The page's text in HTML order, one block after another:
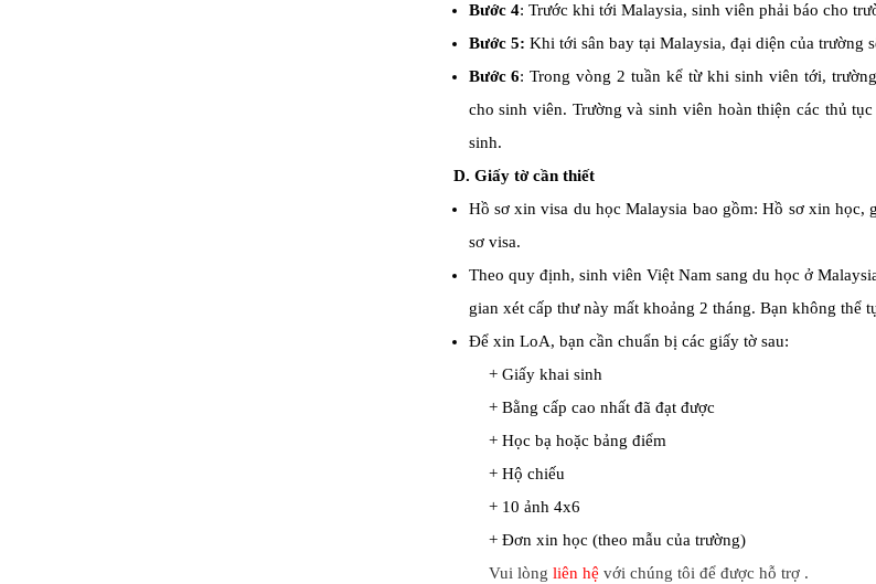
Bước 4: Trước khi tới Malaysia, sinh viên phải báo cho
Bước 5: Khi tới sân bay tại Malaysia, đại diện của trường
Bước 6: Trong vòng 2 tuần kể từ khi sinh viên tới,
cho sinh viên. Trường và sinh viên hoàn thiện các thủ
sinh.
D. Giấy tờ cần thiết
Hồ sơ xin visa du học Malaysia bao gồm: Hồ sơ xin học,
sơ visa.
Theo quy định, sinh viên Việt Nam sang du học ở
gian xét cấp thư này mất khoảng 2 tháng. Bạn không
Để xin LoA, bạn cần chuẩn bị các giấy tờ sau:
+ Giấy khai sinh
+ Bằng cấp cao nhất đã đạt được
+ Học bạ hoặc bảng điểm
+ Hộ chiếu
+ 10 ảnh 4x6
+ Đơn xin học (theo mẫu của trường)
Vui lòng liên hệ với chúng tôi để được hỗ trợ .